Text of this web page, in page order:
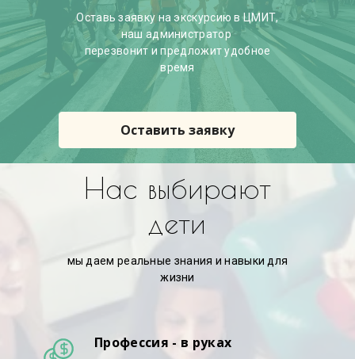
Оставь заявку на экскурсию в ЦМИТ,
наш администратор
перезвонит и предложит удобное
время
Оставить заявку
Нас выбирают
дети
мы даем реальные знания и навыки для
жизни
Профессия - в руках